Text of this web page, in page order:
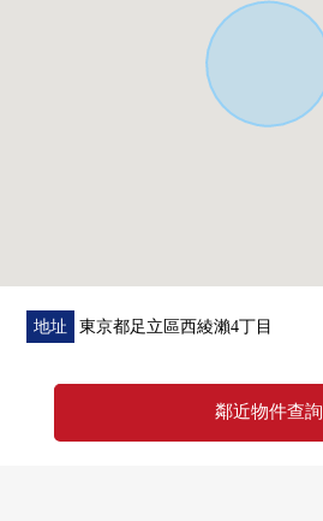
地址 東京都足立區西綾瀨4丁目
鄰近物件查詢